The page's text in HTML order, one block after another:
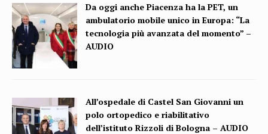
Da oggi anche Piacenza ha la PET, un
ambulatorio mobile unico in Europa: “La
tecnologia più avanzata del momento” –
AUDIO
All’ospedale di Castel San Giovanni un
polo ortopedico e riabilitativo
dell’istituto Rizzoli di Bologna – AUDIO